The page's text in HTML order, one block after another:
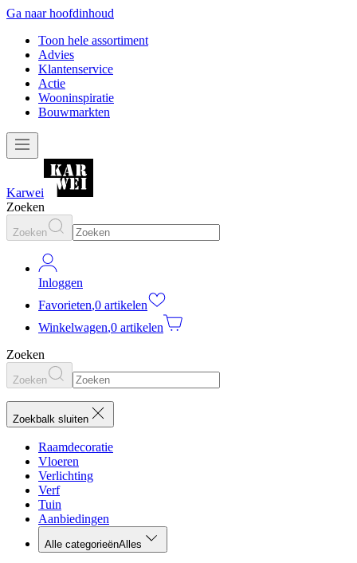
Ga naar hoofdinhoud
Toon hele assortiment
Advies
Klantenservice
Actie
Wooninspiratie
Bouwmarkten
Karwei
Zoeken
Zoeken
Inloggen
Favorieten,0 artikelen
Winkelwagen,0 artikelen
Zoeken
Zoeken
Zoekbalk sluiten
Raamdecoratie
Vloeren
Verlichting
Verf
Tuin
Aanbiedingen
Alle categorieënAlles